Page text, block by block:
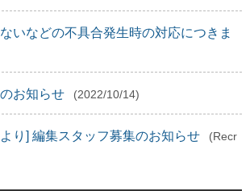
いなどの不具合発生時の対応につきま
お知らせ (2022/10/14)
り] 編集スタッフ募集のお知らせ
(Recr